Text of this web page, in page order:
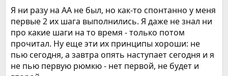
Я ни разу на АА не был, но как-то спонтанно у меня
первые 2 их шага выполнились. Я даже не знал ни
про какие шаги на то время - только потом
прочитал. Ну еще эти их принципы хороши: не
пью сегодня, а завтра опять наступает сегодня и я
не пью первую рюмкю - нет первой, не будет и